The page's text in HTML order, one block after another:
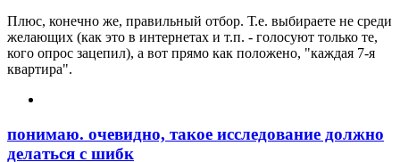
Плюс, конечно же, правильный отбор. Т.е. выбираете не среди
желающих (как это в интернетах и т.п. - голосуют только те,
кого опрос зацепил), а вот прямо как положено, "каждая 7-я
квартира".
понимаю. очевидно, такое исследование должно
делаться с шибк